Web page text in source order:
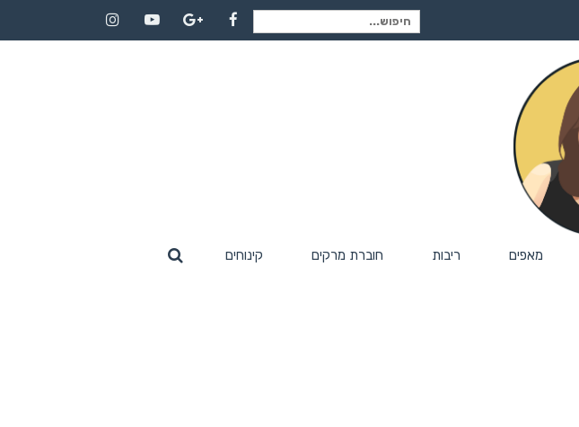
חיפוש
Facebook
Google+
YouTube
Instagram
מאפים ריבות חוברת מרקים קינוחים